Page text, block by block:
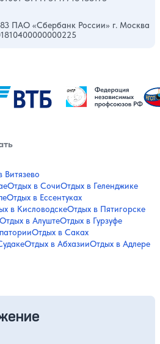
ПАО «Сбербанк России» г. Москва
Витязево
Отдых в СочиОтдых в Геленджике
Отдых в Ессентуках
в КисловодскеОтдых в Пятигорске
Отдых в АлуштеОтдых в Гурзуфе
Отдых в Саках
Отдых в АбхазииОтдых в Адлере